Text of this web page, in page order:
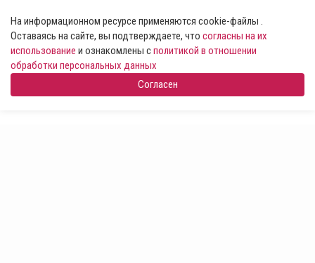
На информационном ресурсе применяются cookie-файлы .
Оставаясь на сайте, вы подтверждаете, что согласны на их
использование и ознакомлены сполитикой в отношении
обработки персональных данных
Согласен